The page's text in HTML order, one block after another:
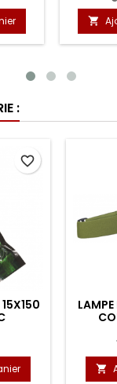

:
favorite_border
